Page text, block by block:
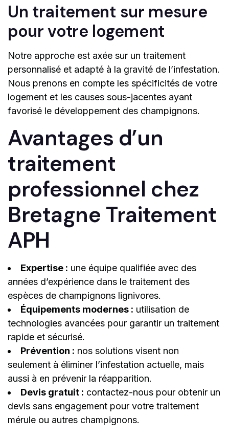
Un traitement sur mesure
pour votre logement
Notre approche est axée sur un traitement
personnalisé et adapté à la gravité de l’infestation.
Nous prenons en compte les spécificités de votre
logement et les causes sous-jacentes ayant
favorisé le développement des champignons.
Avantages d’un
traitement
professionnel chez
Bretagne Traitement
APH
Expertise : une équipe qualifiée avec des
années d’expérience dans le traitement des
espèces de champignons lignivores.
Équipements modernes : utilisation de
technologies avancées pour garantir un traitement
rapide et sécurisé.
Prévention : nos solutions visent non
seulement à éliminer l’infestation actuelle, mais
aussi à en prévenir la réapparition.
Devis gratuit : contactez-nous pour obtenir un
devis sans engagement pour votre traitement
mérule ou autres champignons.